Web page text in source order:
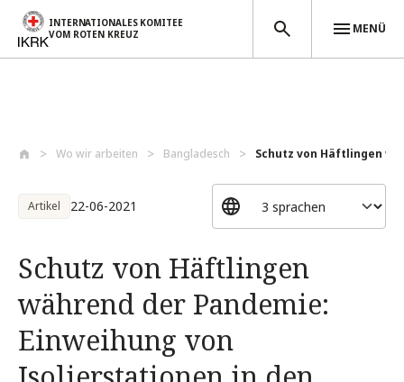
INTERNATIONALES KOMITEE
VOM ROTEN KREUZ
MENÜ
Wo wir arbeiten Bangladesch Schutz von Häftlingen
Artikel 22-06-2021
Schutz von Häftlingen
während der Pandemie:
Einweihung von